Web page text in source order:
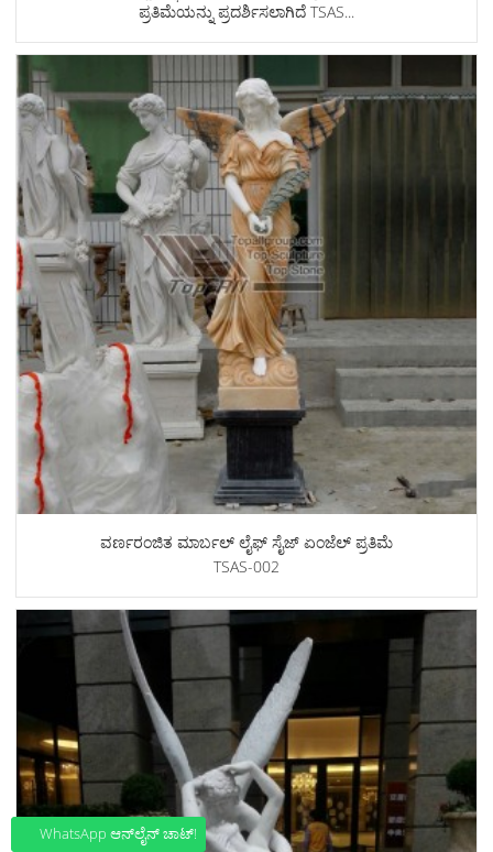
ಪ್ರತಿಮೆಯನ್ನು ಪ್ರದರ್ಶಿಸಲಾಗಿದೆ TSAS...
ವರ್ಣರಂಜಿತ ಮಾರ್ಬಲ್ ಲೈಫ್ ಸೈಜ್ ಏಂಜೆಲ್ ಪ್ರತಿಮೆ
TSAS-002
WhatsApp ಆನ್‌ಲೈನ್ ಚಾಟ್!